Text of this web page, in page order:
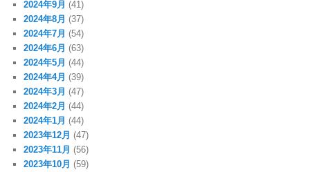
2024年9月 (41)
2024年8月 (37)
2024年7月 (54)
2024年6月 (63)
2024年5月 (44)
2024年4月 (39)
2024年3月 (47)
2024年2月 (44)
2024年1月 (44)
2023年12月 (47)
2023年11月 (56)
2023年10月 (59)